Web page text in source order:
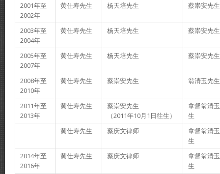
2001年至
2002年
黄仕寿先生 杨天培先生 蔡崇安先
2003年至
2004年
黄仕寿先生 杨天培先生 蔡崇安先
2005年至
2007年
黄仕寿先生 杨天培先生 蔡崇安先
2008年至
2010年
黄仕寿先生 蔡崇安先生 翁清玉先
2011年至
2013年
黄仕寿先生
蔡崇安先生
（2011年10月1日往生）
拿督翁清
生
黄仕寿先生
蔡庆文律师
拿督翁清
生
2014年至
2016年
黄仕寿先生 蔡庆文律师
拿督翁清
生